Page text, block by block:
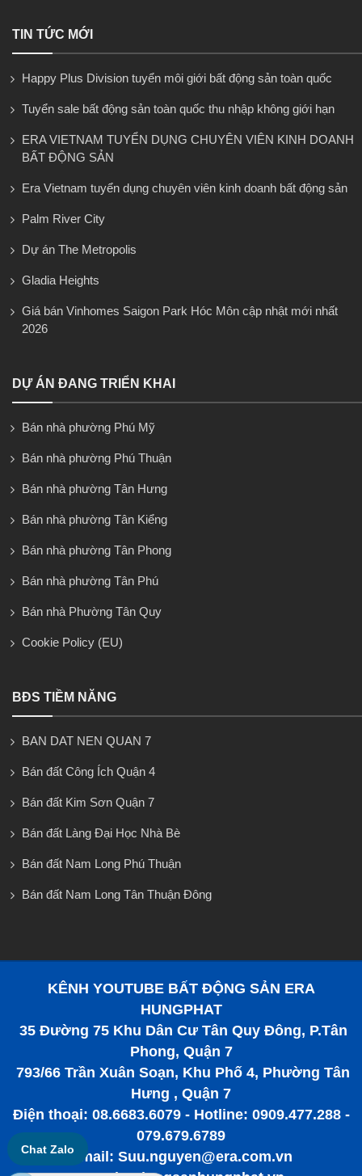
TIN TỨC MỚI
Happy Plus Division tuyển môi giới bất động sản toàn quốc
Tuyển sale bất động sản toàn quốc thu nhập không giới hạn
ERA VIETNAM TUYỂN DỤNG CHUYÊN VIÊN KINH DOANH
BẤT ĐỘNG SẢN
Era Vietnam tuyển dụng chuyên viên kinh doanh bất động sản
Palm River City
Dự án The Metropolis
Gladia Heights
Giá bán Vinhomes Saigon Park Hóc Môn cập nhật mới nhất
2026
DỰ ÁN ĐANG TRIỂN KHAI
Bán nhà phường Phú Mỹ
Bán nhà phường Phú Thuận
Bán nhà phường Tân Hưng
Bán nhà phường Tân Kiểng
Bán nhà phường Tân Phong
Bán nhà phường Tân Phú
Bán nhà Phường Tân Quy
Cookie Policy (EU)
BĐS TIỀM NĂNG
BAN DAT NEN QUAN 7
Bán đất Công Ích Quận 4
Bán đất Kim Sơn Quận 7
Bán đất Làng Đại Học Nhà Bè
Bán đất Nam Long Phú Thuận
Bán đất Nam Long Tân Thuận Đông
KÊNH YOUTUBE BẤT ĐỘNG SẢN ERA
HUNGPHAT
35 Đường 75 Khu Dân Cư Tân Quy Đông, P.Tân
Phong, Quận 7
793/66 Trần Xuân Soạn, Khu Phố 4, Phường Tân
Hưng , Quận 7
Điện thoại: 08.6683.6079 - Hotline: 0909.477.288 -
079.679.6789
Email: Suu.nguyen@era.com.vn
Chat Zalo